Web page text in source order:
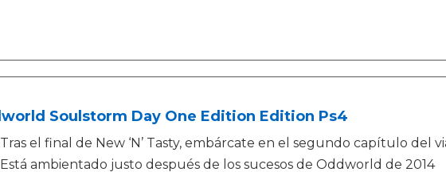
Soulstorm Day One Edition Edition Ps4
Tras el final de New ‘N’ Tasty, embárcate en el segundo capítulo del
Está ambientado justo después de los sucesos de Oddworld de 2014